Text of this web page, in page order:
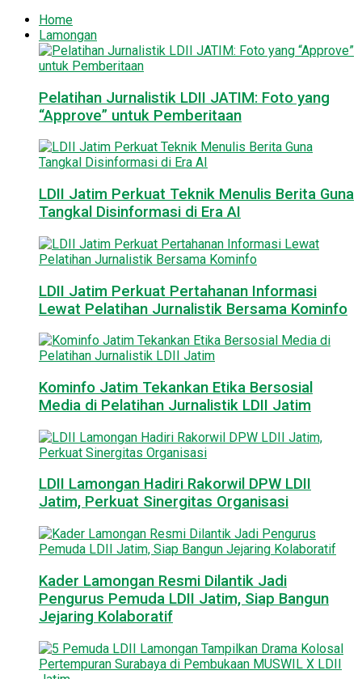
Home
Lamongan
Pelatihan Jurnalistik LDII JATIM: Foto yang
“Approve” untuk Pemberitaan
LDII Jatim Perkuat Teknik Menulis Berita Guna
Tangkal Disinformasi di Era AI
LDII Jatim Perkuat Pertahanan Informasi
Lewat Pelatihan Jurnalistik Bersama Kominfo
Kominfo Jatim Tekankan Etika Bersosial
Media di Pelatihan Jurnalistik LDII Jatim
LDII Lamongan Hadiri Rakorwil DPW LDII
Jatim, Perkuat Sinergitas Organisasi
Kader Lamongan Resmi Dilantik Jadi
Pengurus Pemuda LDII Jatim, Siap Bangun
Jejaring Kolaboratif